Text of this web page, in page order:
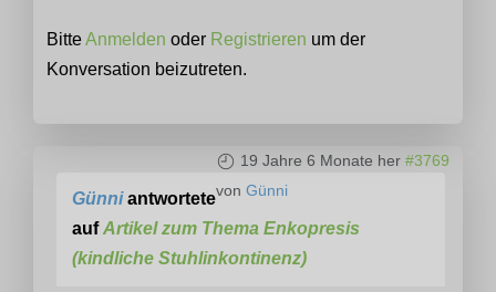
BitteAnmelden oder Registrieren um der
Konversation beizutreten.
19 Jahre 6 Monate her #3769
von Günni
Günniantwortete
aufArtikel zum Thema Enkopresis
(kindliche Stuhlinkontinenz)